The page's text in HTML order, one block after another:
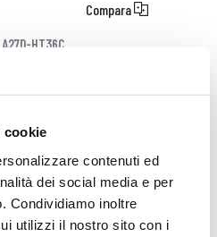
cookie
contenuti ed
dei social media e per
Condividiamo inoltre
utilizzi il nostro sito con i
Compara
A27D-HT36C
PRODOTTO
Compara